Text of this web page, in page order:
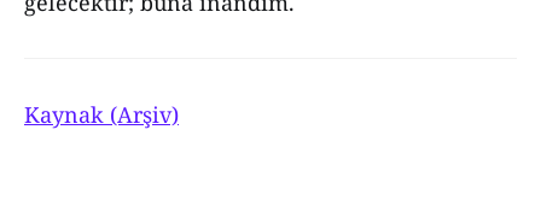
Kaynak (Arşiv)